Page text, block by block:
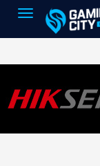
Toggle